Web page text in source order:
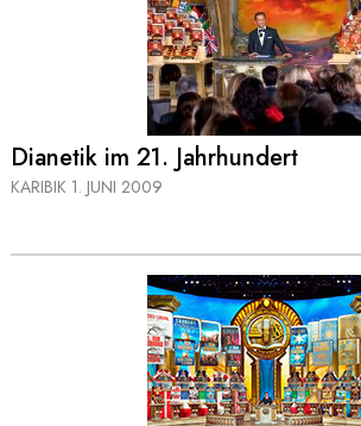
Dianetik im 21. Jahrhundert
KARIBIK 1. JUNI 2009